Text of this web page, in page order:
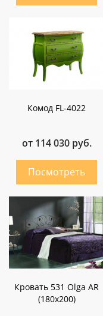
Комод FL-4022
от 114 030 руб.
Кровать 531 Olga AR
(180х200)